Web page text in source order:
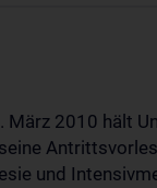
März 2010 hält
und